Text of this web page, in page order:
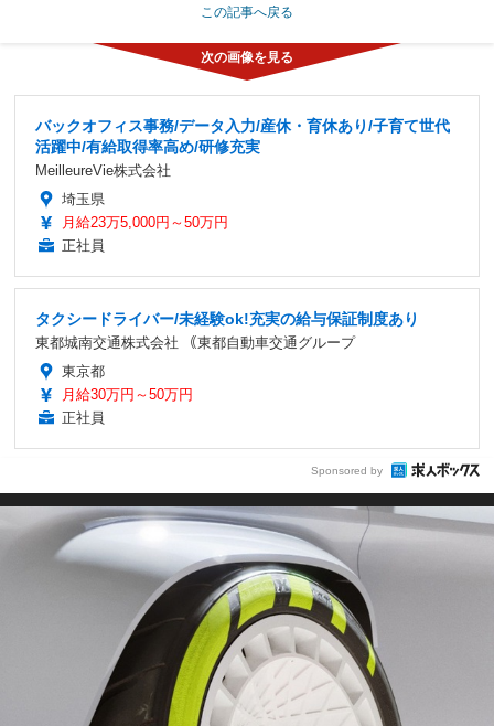
この記事へ戻る
バックオフィス事務/データ入力/産休・育休あり/子育て世代
活躍中/有給取得率高め/研修充実
MeilleureVie株式会社
埼玉県
月給23万5,000円～50万円
正社員
タクシードライバー/未経験ok!充実の給与保証制度あり
東都城南交通株式会社 ｟東都自動車交通グループ
東京都
月給30万円～50万円
正社員
Sponsored by